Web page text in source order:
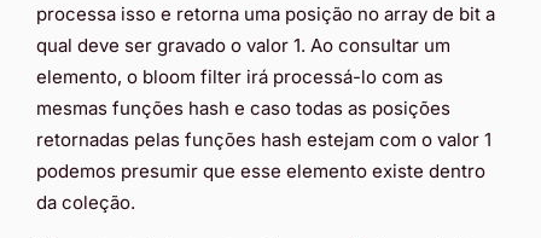
processa isso e retorna uma posição no array de bit a
qual deve ser gravado o valor 1. Ao consultar um
elemento, o bloom filter irá processá-lo com as
mesmas funções hash e caso todas as posições
retornadas pelas funções hash estejam com o valor 1
podemos presumir que esse elemento existe dentro
da coleção.